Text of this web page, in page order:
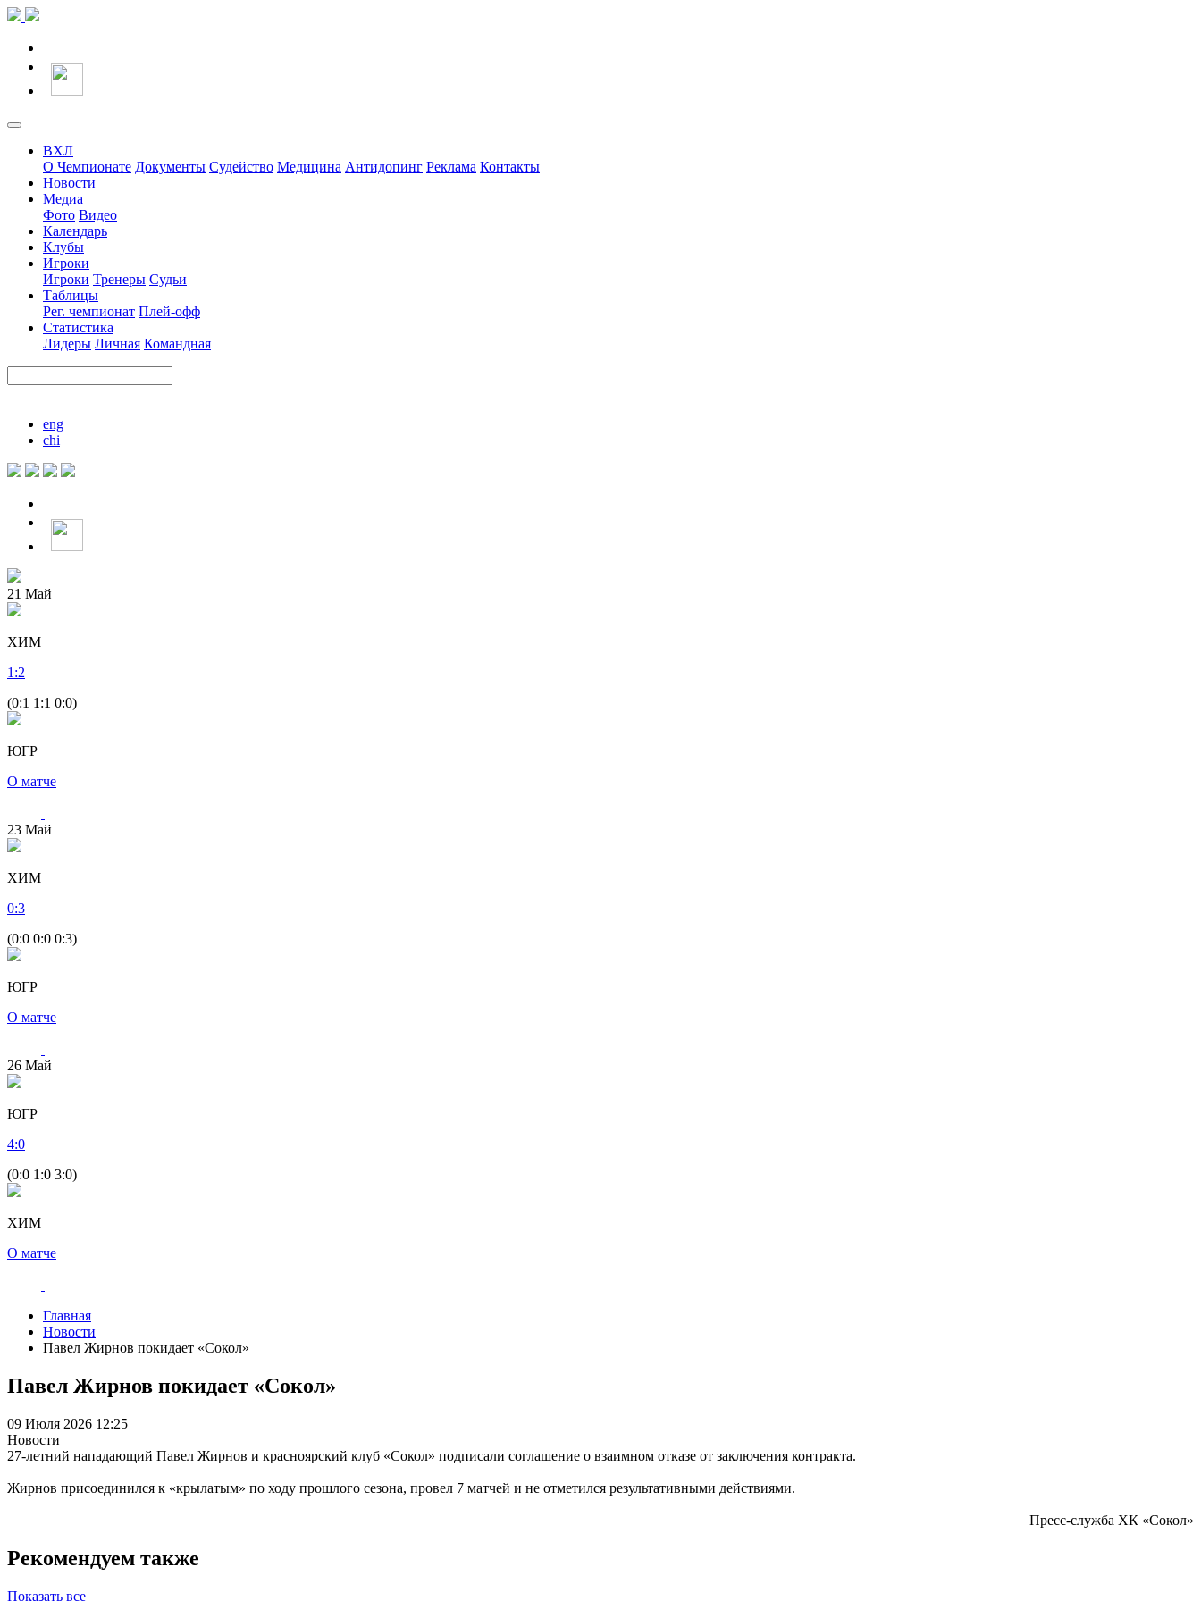
ВХЛ
О Чемпионате Документы Судейство Медицина Антидопинг Реклама Контакты
Новости
Медиа
Фото Видео
Календарь
Клубы
Игроки
Игроки Тренеры Судьи
Таблицы
Рег. чемпионат Плей-офф
Статистика
Лидеры Личная Командная
eng
chi
21 Май
ХИМ
1 :2
(0:1 1:1 0:0)
ЮГР
О матче
23 Май
ХИМ
0:3
(0:0 0:0 0:3)
ЮГР
О матче
26 Май
ЮГР
4:0
(0:0 1:0 3:0)
ХИМ
О матче
Главная
Новости
Павел Жирнов покидает «Сокол»
Павел Жирнов покидает «Сокол»
09 Июля 2026 12:25
Новости
27-летний нападающий Павел Жирнов и красноярский клуб «Сокол» подписали соглашение о взаимном отказе от заключения контракта.
Жирнов присоединился к «крылатым» по ходу прошлого сезона, провел 7 матчей и не отметился результативными действиями.
Пресс-служба ХК «Сокол»
Рекомендуем также
Показать все